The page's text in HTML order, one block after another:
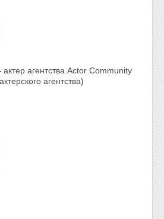
актер агентства Actor Community
агентства)